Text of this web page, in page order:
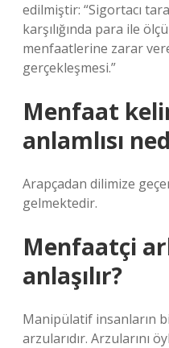
edilmiştir: “Sigortacı
karşılığında para ile
menfaatlerine zarar
gerçekleşmesi.”
Menfaat
anlamlısı
Arapçadan dilimize
gelmektedir.
Menfaatçi
anlaşılır?
Manipülatif insanların
arzularıdır. Arzularını